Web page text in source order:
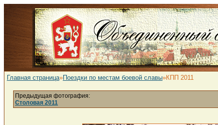
Главная страница»Поездки по местам боевой славы»КПП 2011
Предыдущая фотография:
Столовая 2011